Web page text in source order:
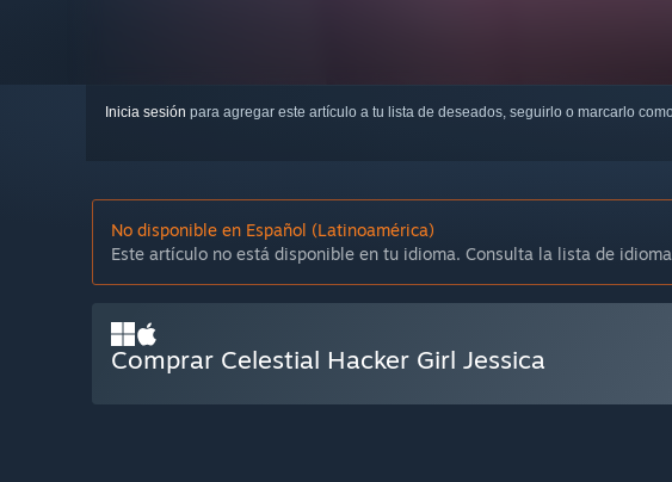
Inicia sesión para agregar este artículo a tu lista de deseados, seguirlo o marcarlo
No disponible en Español (Latinoamérica)
Este artículo no está disponible en tu idioma. Consulta la lista de
Comprar Celestial Hacker Girl Jessica